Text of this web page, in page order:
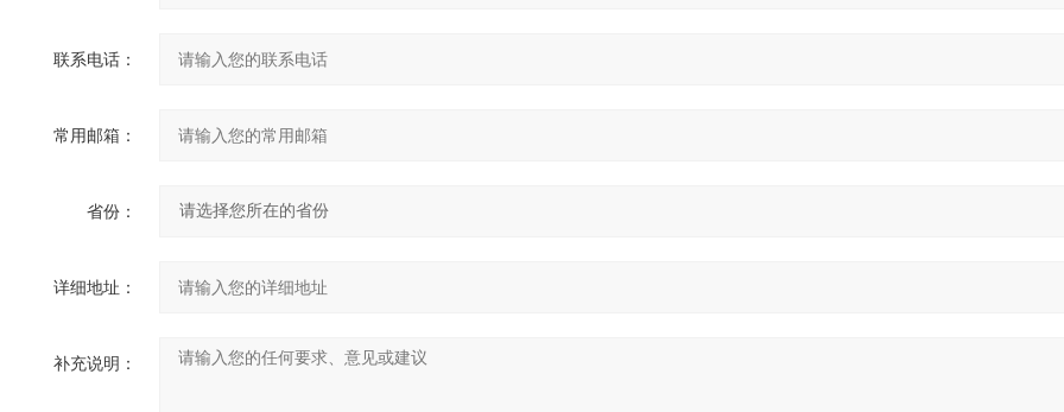
联系电话：
常用邮箱：
省份：
详细地址：
补充说明：